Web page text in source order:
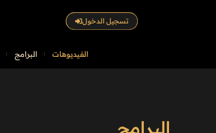
تسجيل الدخول
الفيديوهات البرامج
البرامج